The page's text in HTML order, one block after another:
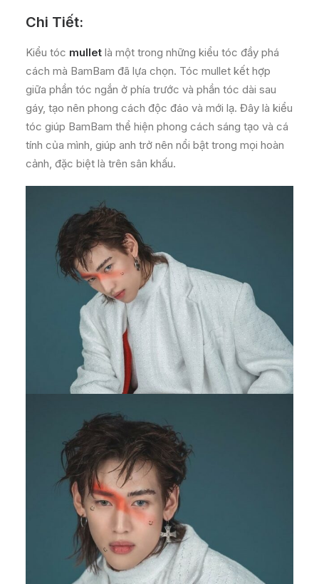
Chi Tiết:
Kiểu tóc mullet là một trong những kiểu tóc đầy phá
cách mà BamBam đã lựa chọn. Tóc mullet kết hợp
giữa phần tóc ngắn ở phía trước và phần tóc dài sau
gáy, tạo nên phong cách độc đáo và mới lạ. Đây là kiểu
tóc giúp BamBam thể hiện phong cách sáng tạo và cá
tính của mình, giúp anh trở nên nổi bật trong mọi hoàn
cảnh, đặc biệt là trên sân khấu.